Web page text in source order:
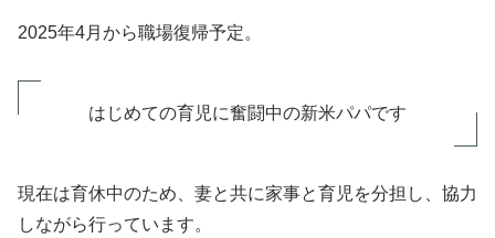
2025年4月から職場復帰予定。
はじめての育児に奮闘中の新米パパです
現在は育休中のため、妻と共に家事と育児を分担し、協力
しながら行っています。